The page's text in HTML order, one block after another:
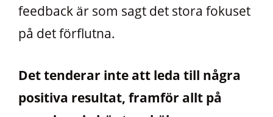
feedback är som sagt det stora fokuset
på det förflutna.
Det tenderar inte att leda till några
positiva resultat, framför allt på